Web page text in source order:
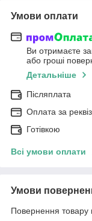
Умови оплати
Ви отримаєте
або гроші
Детальніше
Післяплата
Оплата за
Готівкою
Всі умови оплати
Умови
Повернення товару